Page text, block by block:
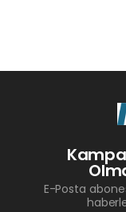
E-Posta